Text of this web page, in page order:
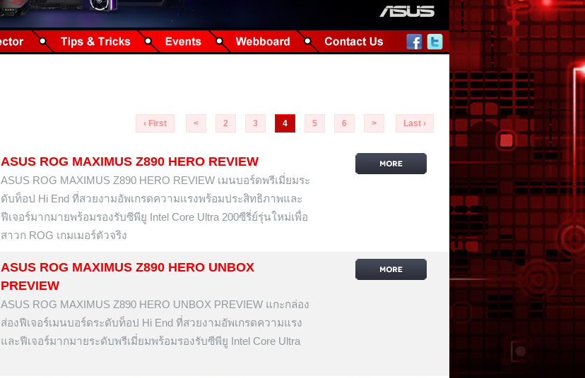
‹ First < 2 3 4 5 6 > Last ›
ASUS ROG MAXIMUS Z890 HERO REVIEW
ASUS ROG MAXIMUS Z890 HERO REVIEW เมนบอร์ดพรีเมี่ยมระ
ดับท็อป Hi End ที่สวยงามอัพเกรดความแรงพร้อมประสิทธิภาพและ
ฟีเจอร์มากมายพร้อมรองรับซีพียู Intel Core Ultra 200ซีรี่ย์รุ่นใหม่เพื่อ
สาวก ROG เกมเมอร์ตัวจริง
ASUS ROG MAXIMUS Z890 HERO UNBOX
PREVIEW
ASUS ROG MAXIMUS Z890 HERO UNBOX PREVIEW แกะกล่อง
ส่องฟีเจอร์เมนบอร์ดระดับท็อป Hi End ที่สวยงามอัพเกรดความแรง
และฟีเจอร์มากมายระดับพรีเมี่ยมพร้อมรองรับซีพียู Intel Core Ultra